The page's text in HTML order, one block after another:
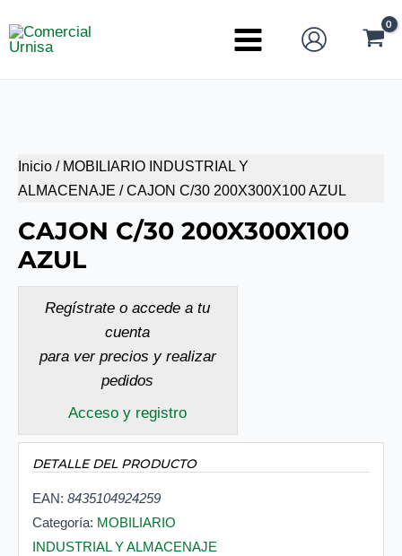
al
Main
Inicio / MOBILIARIO INDUSTRIAL Y
ALMACENAJE / CAJON C/30 200X300X100 AZUL
CAJON C/30 200X300X100
AZUL
Regístrate o accede a tu
cuenta
para ver precios y realizar
pedidos
Acceso y registro
DETALLE DEL PRODUCTO
EAN: 8435104924259
Categoría: MOBILIARIO
INDUSTRIAL Y ALMACENAJE